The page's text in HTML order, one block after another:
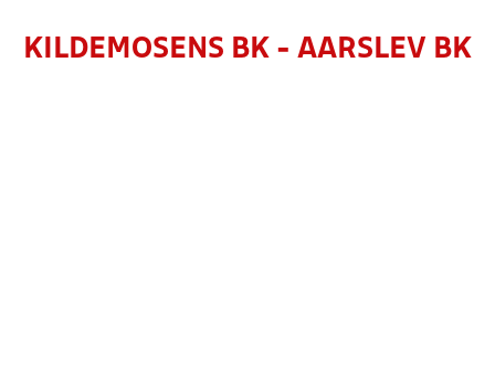
KILDEMOSENS BK - AARSLEV BK